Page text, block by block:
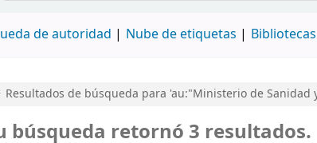
de autoridad Nube de etiquetas Bibliotecas
Resultados de búsqueda para 'au:"Ministerio de Sanidad
búsqueda retornó 3 resultados.